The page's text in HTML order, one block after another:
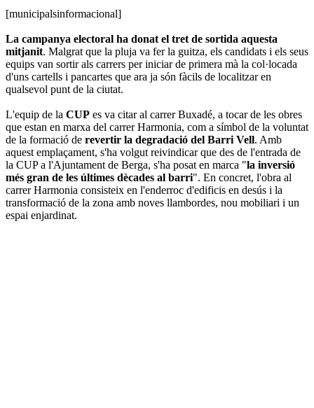
[municipalsinformacional]
La campanya electoral ha donat el tret de sortida aquesta
mitjanit. Malgrat que la pluja va fer la guitza, els candidats i els seus
equips van sortir als carrers per iniciar de primera mà la col·locada
d'uns cartells i pancartes que ara ja són fàcils de localitzar en
qualsevol punt de la ciutat.
L'equip de la CUP es va citar al carrer Buxadé, a tocar de les obres
que estan en marxa del carrer Harmonia, com a símbol de la voluntat
de la formació de revertir la degradació del Barri Vell. Amb
aquest emplaçament, s'ha volgut reivindicar que des de l'entrada de
la CUP a l'Ajuntament de Berga, s'ha posat en marca "la inversió
més gran de les últimes dècades al barri". En concret, l'obra al
carrer Harmonia consisteix en l'enderroc d'edificis en desús i la
transformació de la zona amb noves llambordes, nou mobiliari i un
espai enjardinat.